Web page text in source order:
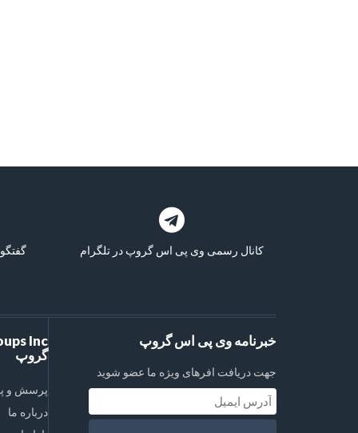
کانال رسمی وی پی اس گروپ در تلگرام
گروپ
پرسش و
درباره ما
خبرنامه وی پی اس گروپ
جهت دریافت افرهای ویژه ما عضو شوید